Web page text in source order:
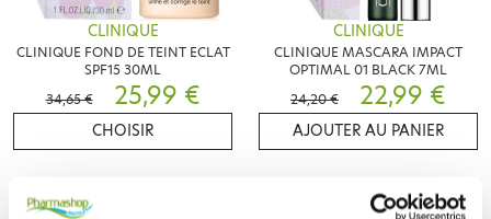
CLINIQUE
CLINIQUE FOND DE TEINT ECLAT
SPF15 30ML
34,65 €
25,99 €
CHOISIR
CLINIQUE
CLINIQUE MASCARA IMPACT
OPTIMAL 01 BLACK 7ML
24,20 €
22,99 €
AJOUTER AU PANIER